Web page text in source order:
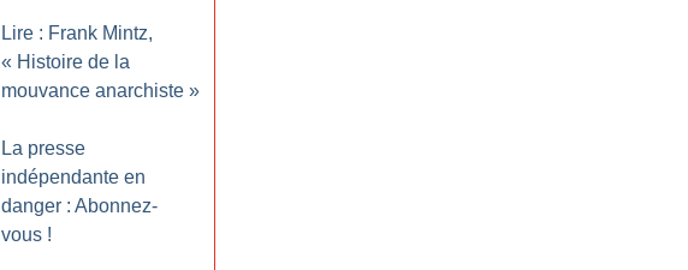
Lire : Frank Mintz,
« Histoire de la
mouvance anarchiste »
La presse
indépendante en
danger : Abonnez-
vous !